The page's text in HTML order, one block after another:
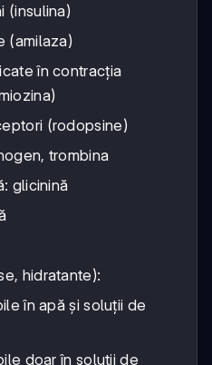
(insulina)
(amilaza)
în contracția
(rodopsine)
trombina
glicinină
hidratante):
în apă și soluții de
doar în soluții de